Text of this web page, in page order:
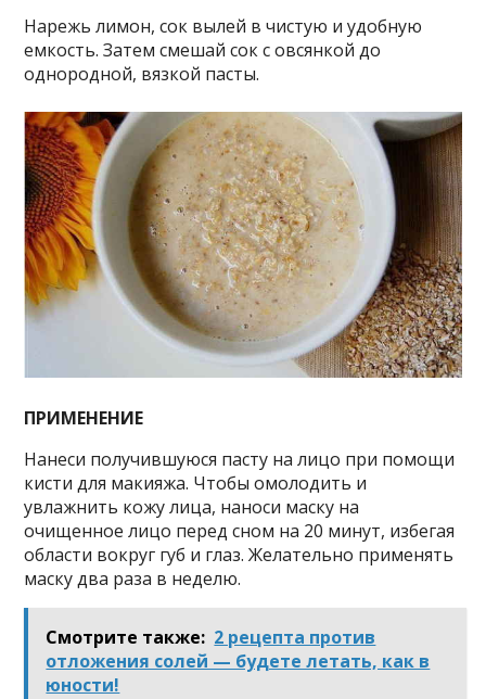
Нарежь лимон, сок вылей в чистую и удобную
емкость. Затем смешай сок с овсянкой до
однородной, вязкой пасты.
ПРИМЕНЕНИЕ
Нанеси получившуюся пасту на лицо при помощи
кисти для макияжа. Чтобы омолодить и
увлажнить кожу лица, наноси маску на
очищенное лицо перед сном на 20 минут, избегая
области вокруг губ и глаз. Желательно применять
маску два раза в неделю.
Смотрите также: 2 рецепта против
отложения солей — будете летать, как в
юности!